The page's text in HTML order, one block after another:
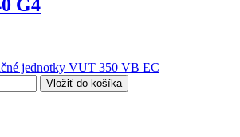
G4
jednotky VUT 350 VB EC
Vložiť do košíka